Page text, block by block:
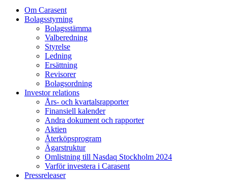
Om Carasent
Bolagsstyrning
Bolagsstämma
Valberedning
Styrelse
Ledning
Ersättning
Revisorer
Bolagsordning
Investor relations
Års- och kvartalsrapporter
Finansiell kalender
Andra dokument och rapporter
Aktien
Återköpsprogram
Ägarstruktur
Omlistning till Nasdaq Stockholm 2024
Varför investera i Carasent
Pressreleaser